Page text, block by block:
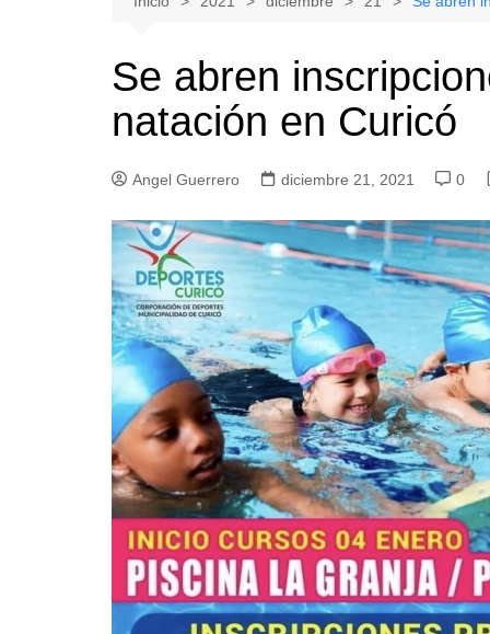
Tenis
Boxeo
Gimnasia
Licantén
Sagrada Familia
Teno
Vichuquén
Se abren
natación en Curicó
Angel Guerrero diciembre 21, 2021 0